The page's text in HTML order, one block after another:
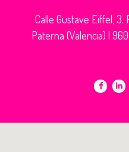
Calle Gustave Eiffel,
Paterna (Valencia) |